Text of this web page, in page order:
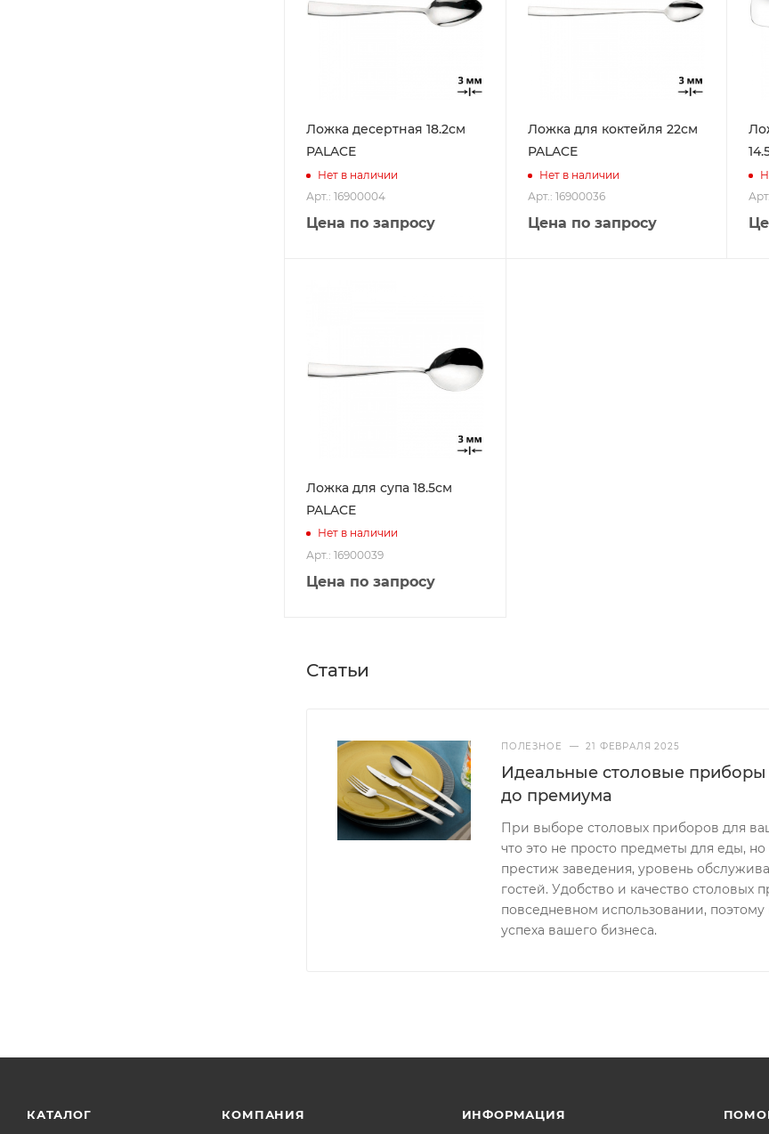
Ложка десертная 18.2см
PALACE
Нет в наличии
Арт.: 16900004
Цена по запросу
Ложка для коктейля 22см
PALACE
Нет в наличии
Арт.: 16900036
Цена по запросу
Ложка для супа 18.5см
PALACE
Нет в наличии
Арт.: 16900039
Цена по запросу
Статьи
ПОЛЕЗНОЕ — 21 ФЕВРАЛЯ 2025
Идеальные столовые
до премиума
При выборе столовых приборов для
что это не просто предметы для еды,
престиж заведения, уровень
гостей. Удобство и качество
повседневном использовании,
успеха вашего бизнеса.
КАТАЛОГ КОМПАНИЯ ИНФОРМАЦИЯ